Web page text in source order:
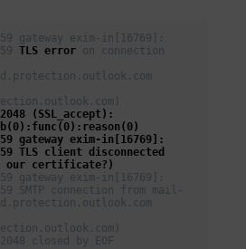
gateway exim-in[16769]:
TLS error on connection
(SSL_accept):
gateway exim-in[16769]:
TLS client disconnected
our certificate?)
gateway exim-in[16769]:
SMTP connection from mail-
closed by EOF